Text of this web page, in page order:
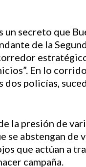
secreto que
de la
En lo
policías,
la presión de
se abstengan
que actúan a
campaña.